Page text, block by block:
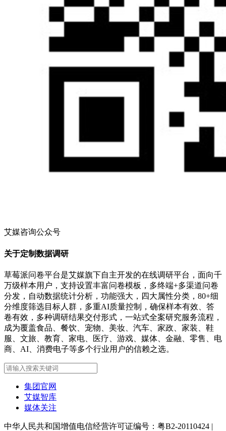
艾媒咨询公众号
关于定制数据调研
草莓派问卷平台是艾媒旗下自主开发的在线调研平台，面向千
万级样本用户，支持设置丰富问卷模板，多终端+多渠道问卷
分发，自动数据统计分析，功能强大，四大属性分类，80+细
分维度筛选目标人群，多重AI质量控制，确保样本有效、答
卷有效，多种调研结果交付形式，一站式全案研究服务流程，
成为覆盖食品、餐饮、宠物、美妆、汽车、家政、家装、鞋
服、文旅、教育、家电、医疗、游戏、媒体、金融、零售、电
商、AI、消费电子等多个行业用户的信赖之选。
集团官网
艾媒智库
媒体关注
中华人民共和国增值电信经营许可证编号：粤B2-20110424 |